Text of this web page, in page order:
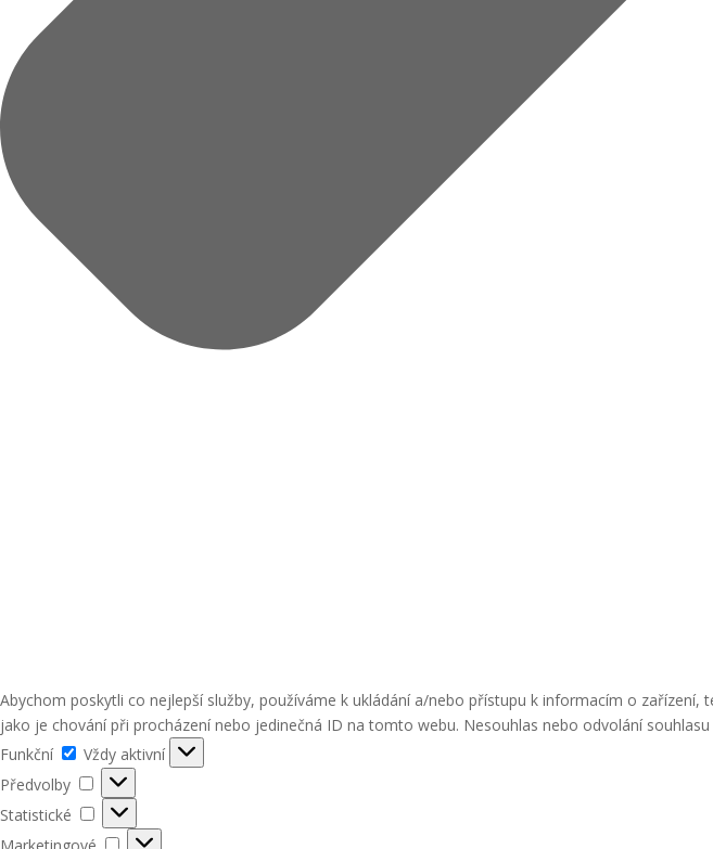
Abychom poskytli co nejlepší služby, používáme k ukládání a/nebo přístupu k informacím o
jako je chování při procházení nebo jedinečná ID na tomto webu. Nesouhlas nebo odvolání
Funkční
Funkční
Vždy aktivní
Předvolby
Předvolby
Statistické
Statistické
Marketingové